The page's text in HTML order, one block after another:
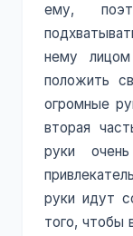
ему,
нему
положить
огромные
вторая
руки
руки идут
того, чтобы